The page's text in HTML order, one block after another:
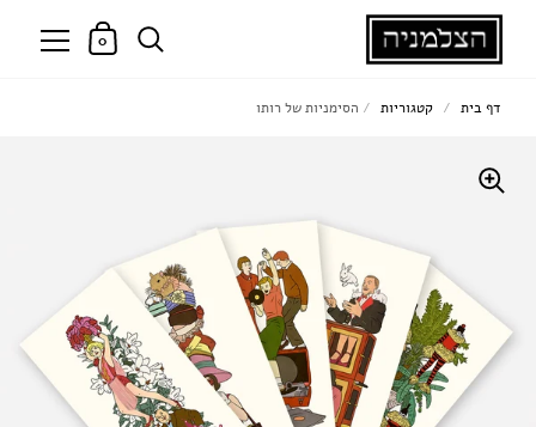
0
דף בית / קטגוריות / הסימניות של רותו